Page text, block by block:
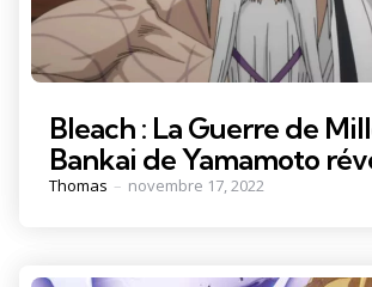
Bleach : La Guerre de
Bankai de Yamamoto
Posted
Thomas novembre 17, 2022